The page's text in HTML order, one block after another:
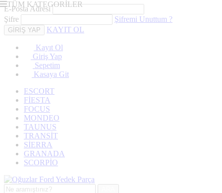
E-Posta Adresi
Şifre
Şifremi Unuttum ?
KAYIT OL
Kayıt Ol
Giriş Yap
Sepetim
Kasaya Git
ESCORT
FİESTA
FOCUS
MONDEO
TAUNUS
TRANSİT
SİERRA
GRANADA
SCORPİO
TÜM KATEGORİLER